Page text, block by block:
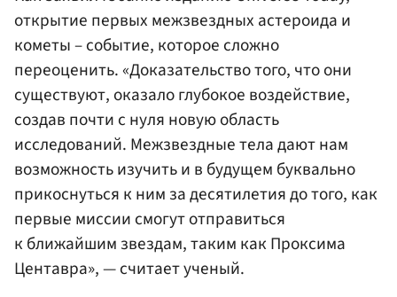
открытие первых межзвездных астероида и
кометы – событие, которое сложно
переоценить. «Доказательство того, что они
существуют, оказало глубокое воздействие,
создав почти с нуля новую область
исследований. Межзвездные тела дают нам
возможность изучить и в будущем буквально
прикоснуться к ним за десятилетия до того, как
первые миссии смогут отправиться
к ближайшим звездам, таким как Проксима
Центавра», — считает ученый.